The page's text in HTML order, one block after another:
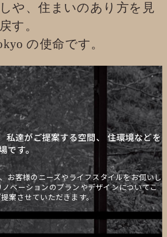
や、住まいのあり方を見
す。
の使命です。
私達がご提案する空間、住環境などを
です。
お客様のニーズやライフスタイルをお伺いし
ベーションのプランやデザインについてこ
案させていただきます。